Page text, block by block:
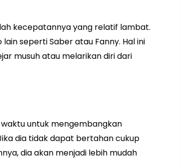
kecepatannya yang relatif lambat.
seperti Saber atau Fanny. Hal ini
musuh atau melarikan diri dari
untuk mengembangkan
dia tidak dapat bertahan cukup
dia akan menjadi lebih mudah